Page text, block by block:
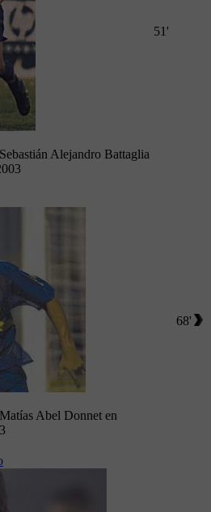
Alejandro Battaglia
51'
Abel Donnet en
68'